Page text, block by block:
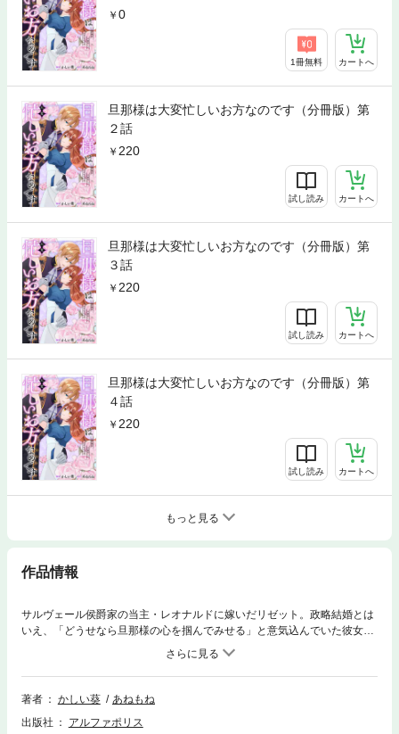
0
1冊無料 カートへ
旦那様は大変忙しいお方なのです（分冊版）第
２話
220
試し読み カートへ
旦那様は大変忙しいお方なのです（分冊版）第
３話
220
試し読み カートへ
旦那様は大変忙しいお方なのです（分冊版）第
４話
220
試し読み カートへ
もっと見る
作品情報
サルヴェール侯爵家の当主・レオナルドに嫁いだリゼット。政略結婚とは
いえ、「どうせなら旦那様の心を掴んでみせる」と意気込んでいた彼女を
待っていたのは――まさかの新郎不在の結婚式!? 結婚後もレオナルドとは
一度も顔を合わせず、屋敷でひたすら手芸に明け暮れる、孤独な日々。
「政略結婚の妻など、会う価値もない――そうお考えなのですね」ついに
堪忍袋の緒が切れたリゼットは、レオナルドの部屋に“とある罠”を仕掛
地を懸けた夫婦バトルが今、幕を開ける――!!
著者 かしい葵
あねもね
出版社
アルファポリス